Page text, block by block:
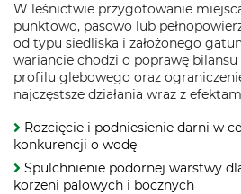
W leśnictwie przygotowanie
punktowo, pasowo lub
od typu siedliska i założonego
wariancie chodzi o poprawę
profilu glebowego oraz
najczęstsze działania wraz z
Rozcięcie i podniesienie darni w
konkurencji o wodę
Spulchnienie podornej warstwy
korzeni palowych i bocznych